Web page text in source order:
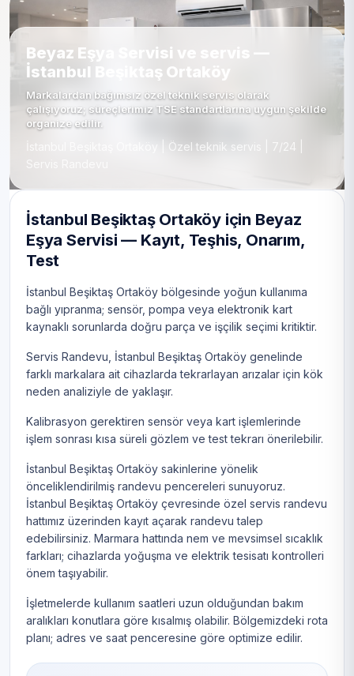
Beyaz Eşya Servisi ve servis —
İstanbul Beşiktaş Ortaköy
Markalardan bağımsız özel teknik servis olarak
çalışıyoruz; süreçlerimiz TSE standartlarına uygun şekilde
organize edilir.
İstanbul Beşiktaş Ortaköy | Özel teknik servis | 7/24 |
İstanbul Beşiktaş Ortaköy için Beyaz
Eşya Servisi — Kayıt, Teşhis, Onarım,
Test
İstanbul Beşiktaş Ortaköy bölgesinde yoğun kullanıma
bağlı yıpranma; sensör, pompa veya elektronik kart
kaynaklı sorunlarda doğru parça ve işçilik seçimi kritiktir.
Servis Randevu, İstanbul Beşiktaş Ortaköy genelinde
farklı markalara ait cihazlarda tekrarlayan arızalar için kök
neden analiziyle de yaklaşır.
Kalibrasyon gerektiren sensör veya kart işlemlerinde
işlem sonrası kısa süreli gözlem ve test tekrarı önerilebilir.
İstanbul Beşiktaş Ortaköy sakinlerine yönelik
önceliklendirilmiş randevu pencereleri sunuyoruz.
İstanbul Beşiktaş Ortaköy çevresinde özel servis randevu
hattımız üzerinden kayıt açarak randevu talep
edebilirsiniz. Marmara hattında nem ve mevsimsel sıcaklık
farkları; cihazlarda yoğuşma ve elektrik tesisatı kontrolleri
önem taşıyabilir.
İşletmelerde kullanım saatleri uzun olduğundan bakım
aralıkları konutlara göre kısalmış olabilir. Bölgemizdeki rota
planı; adres ve saat penceresine göre optimize edilir.